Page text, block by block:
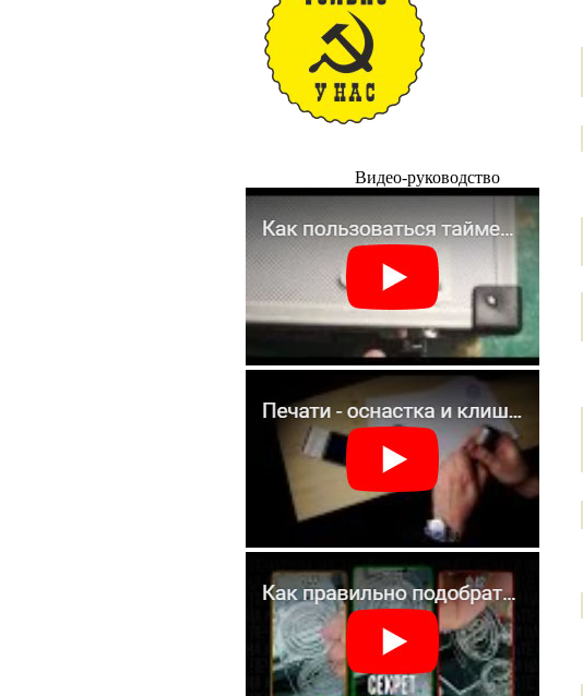
Видео-руководство